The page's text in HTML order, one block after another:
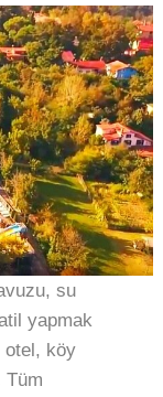
su
yapmak
otel, köy
Tüm